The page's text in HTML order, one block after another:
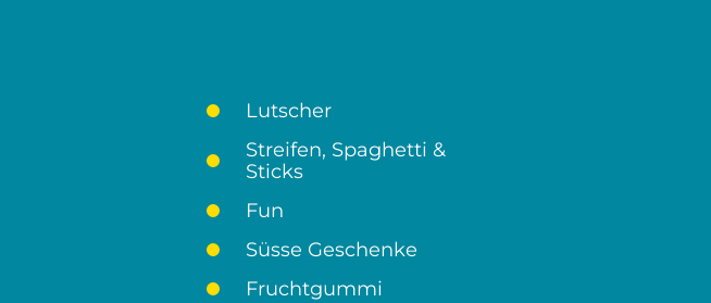
Lutscher
Streifen, Spaghetti &
Sticks
Fun
Süsse Geschenke
Fruchtgummi